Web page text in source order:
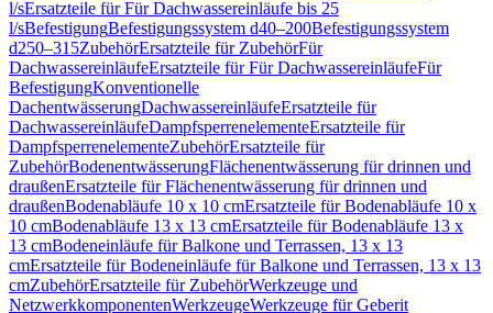
l/sErsatzteile für Für Dachwassereinläufe bis 25
l/sBefestigungBefestigungssystem d40–200Befestigungssystem
d250–315ZubehörErsatzteile für ZubehörFür
DachwassereinläufeErsatzteile für Für DachwassereinläufeFür
BefestigungKonventionelle
DachentwässerungDachwassereinläufeErsatzteile für
DachwassereinläufeDampfsperrenelementeErsatzteile für
DampfsperrenelementeZubehörErsatzteile für
ZubehörBodenentwässerungFlächenentwässerung für drinnen und
draußenErsatzteile für Flächenentwässerung für drinnen und
draußenBodenabläufe 10 x 10 cmErsatzteile für Bodenabläufe 10 x
10 cmBodenabläufe 13 x 13 cmErsatzteile für Bodenabläufe 13 x
13 cmBodeneinläufe für Balkone und Terrassen, 13 x 13
cmErsatzteile für Bodeneinläufe für Balkone und Terrassen, 13 x 13
cmZubehörErsatzteile für ZubehörWerkzeuge und
NetzwerkkomponentenWerkzeugeWerkzeuge für Geberit